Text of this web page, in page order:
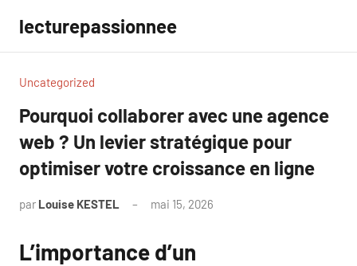
contenu
lecturepassionnee
Uncategorized
Pourquoi collaborer avec une agence
web ? Un levier stratégique pour
optimiser votre croissance en ligne
par Louise KESTEL mai 15, 2026
L’importance d’un